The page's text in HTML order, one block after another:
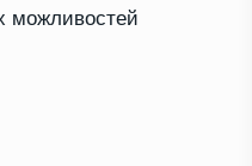
можливостей